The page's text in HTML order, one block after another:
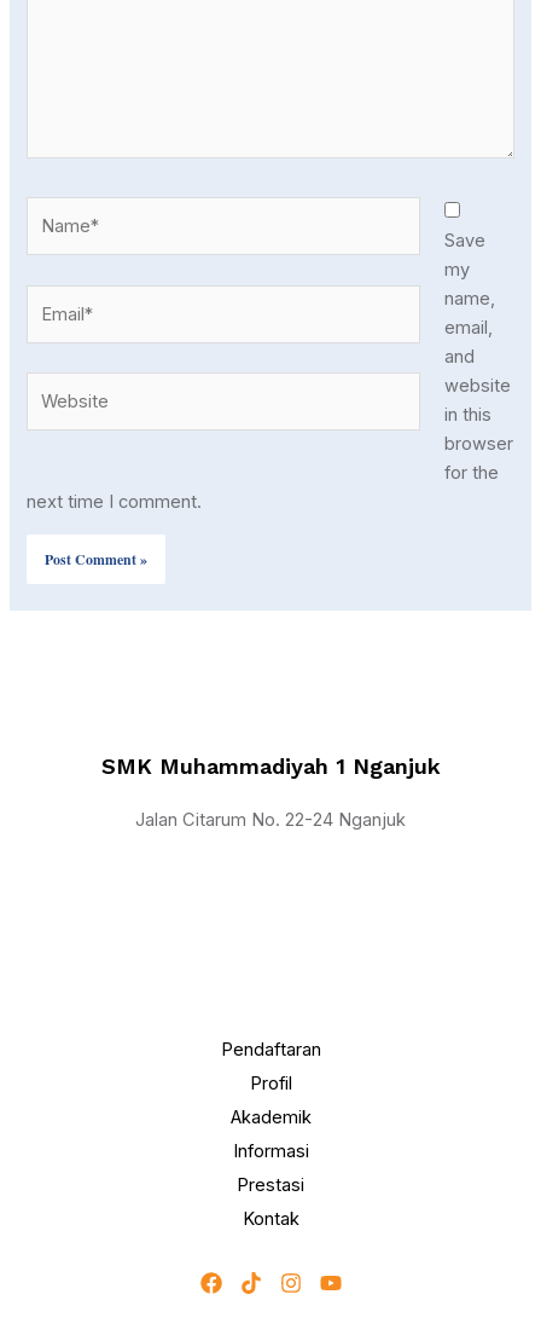
Save
my
name,
email,
and
website
in this
browser
for the
next time I comment.
SMK Muhammadiyah 1 Nganjuk
Jalan Citarum No. 22-24 Nganjuk
Pendaftaran
Profil
Akademik
Informasi
Prestasi
Kontak